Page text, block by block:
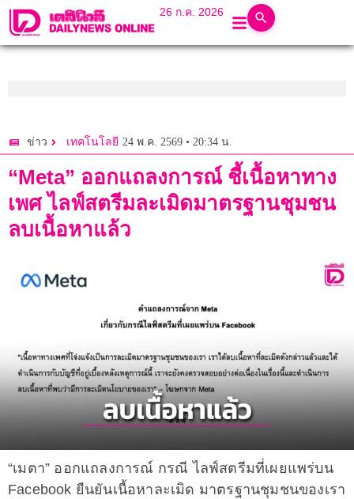
26 ก.ค. 2026
ข่าว เทคโนโลยี 24 พ.ค. 2569 • 20:34 น.
“Meta” ออกแถลงการณ์ ชี้เนื้อหาทาง
เพศ ไลฟ์สตรีมละเมิดมาตรฐานชุมชน
ลบเนื้อหาแล้ว
“เมตา” ออกแถลงการณ์ กรณี ไลฟ์สตรีมที่เผยแพร่บน
Facebook ยืนยันเนื้อหาละเมิด มาตรฐานชุมชนของเรา